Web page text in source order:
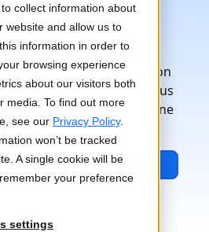
collect information about
website and allow us to
information in order to
browsing experience
about our visitors both
media. To find out more
see our Privacy Policy.
won’t be tracked
A single cookie will be
your preference
settings
humaine
partout
sur tous les écrans
adaptées à votre marque
travail simplifiée
global
Acolad
recherchés
de langues ou de gestion
faire la différence ? Nous
avec nous dans une
passionnante.
freelance